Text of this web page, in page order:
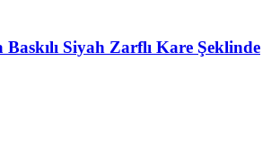
Siyah Zarflı Kare Şeklinde